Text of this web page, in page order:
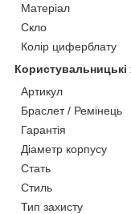
Матеріал
Скло
Колір циферблату
Користувальницькі
Артикул
Браслет / Ремінець
Гарантія
Діаметр корпусу
Стать
Стиль
Тип захисту